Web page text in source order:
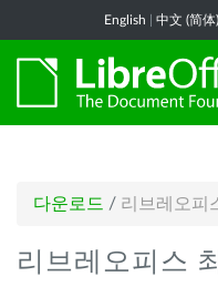
English 中文 (简体)
다운로드 / 리브레오피
리브레오피스